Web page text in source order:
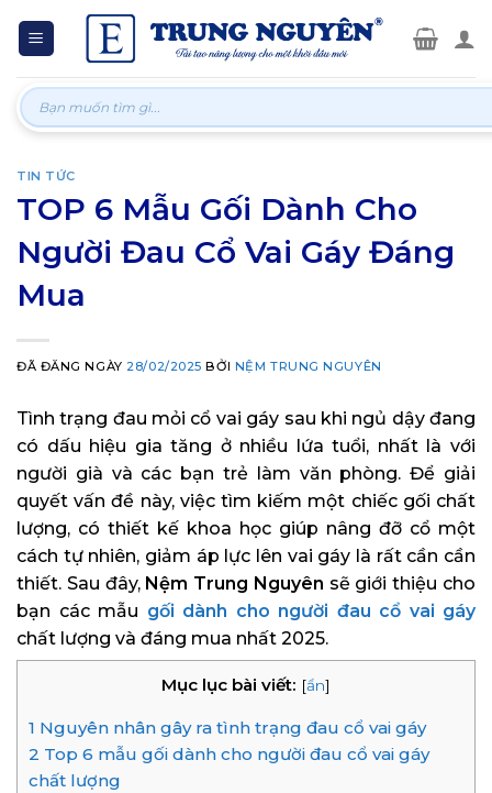
Tìm
kiếm:
TIN TỨC
TOP 6 Mẫu Gối Dành Cho
Người Đau Cổ Vai Gáy Đáng
Mua
ĐÃ ĐĂNG NGÀY28/02/2025 BỞI NỆM TRUNG NGUYÊN
Tình trạng đau mỏi cổ vai gáy sau khi ngủ dậy đang
có dấu hiệu gia tăng ở nhiều lứa tuổi, nhất là với
người già và các bạn trẻ làm văn phòng. Để giải
quyết vấn đề này, việc tìm kiếm một chiếc gối chất
lượng, có thiết kế khoa học giúp nâng đỡ cổ một
cách tự nhiên, giảm áp lực lên vai gáy là rất cần cần
thiết. Sau đây, Nệm Trung Nguyên sẽ giới thiệu cho
bạn các mẫu gối dành cho người đau cổ vai gáy
chất lượng và đáng mua nhất 2025.
Mục lục bài viết: [ẩn]
1 Nguyên nhân gây ra tình trạng đau cổ vai gáy
2 Top 6 mẫu gối dành cho người đau cổ vai gáy
chất lượng